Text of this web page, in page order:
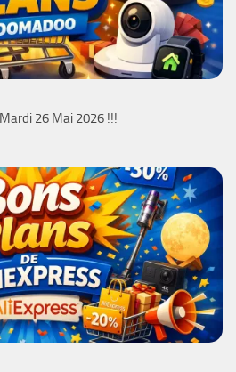
26 Mai 2026 !!!